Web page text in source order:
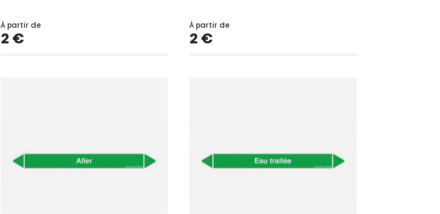
À partir de
Prix
2 €
À partir de
Prix
2 €